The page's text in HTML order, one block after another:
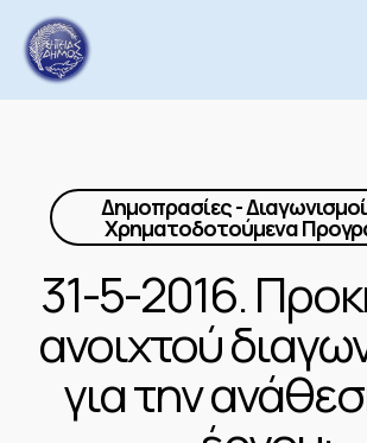
main
content
Δημοπρασίες -
Χρηματοδοτούμενα
31-5-2016.
ανοιχτού
για την